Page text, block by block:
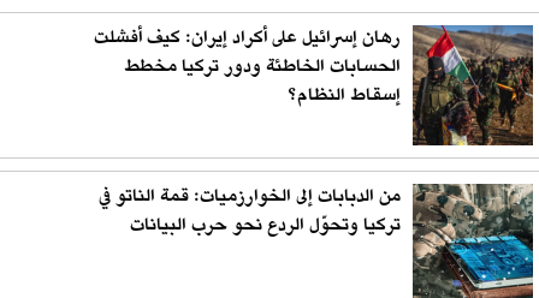
رهان إسرائيل على أكراد إيران: كيف أفشلت
الحسابات الخاطئة ودور تركيا مخطط
إسقاط النظام؟
من الدبابات إلى الخوارزميات: قمة الناتو في
تركيا وتحوّل الردع نحو حرب البيانات